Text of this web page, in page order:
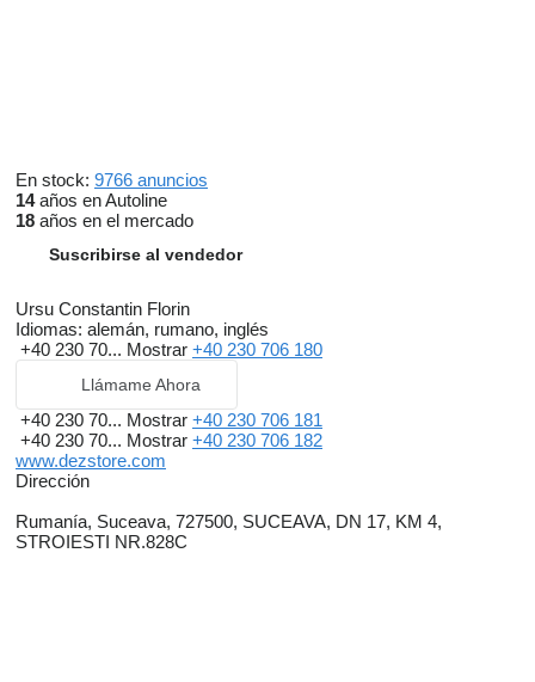
En stock: 9766 anuncios
14años en Autoline
18 años en el mercado
Suscribirse al vendedor
Ursu Constantin Florin
Idiomas: alemán, rumano, inglés
+40 230 70... Mostrar +40 230 706 180
Llámame Ahora
+40 230 70... Mostrar +40 230 706 181
+40 230 70... Mostrar +40 230 706 182
www.dezstore.com
Dirección
Rumanía, Suceava, 727500, SUCEAVA, DN 17, KM 4,
STROIESTI NR.828C